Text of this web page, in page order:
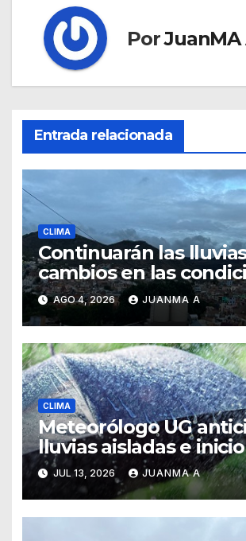
PorJuanMA
Entrada relacionada
CLIMA
Continuarán las
cambios en las
del tiempo
AGO 4, 2026 JUANMA A
CLIMA
Meteorólogo UG
lluvias aisladas e
canícula para finales
JUL 13, 2026 JUANMA A